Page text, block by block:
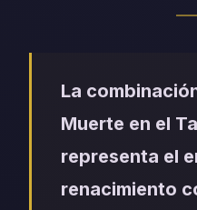
La
Muerte en el
representa el
renacimiento